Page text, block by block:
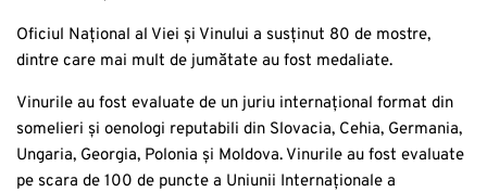
Oficiul Național al Viei și Vinului a susținut 80 de mostre,
dintre care mai mult de jumătate au fost medaliate.
Vinurile au fost evaluate de un juriu internațional format din
somelieri și oenologi reputabili din Slovacia, Cehia, Germania,
Ungaria, Georgia, Polonia și Moldova. Vinurile au fost evaluate
pe scara de 100 de puncte a Uniunii Internaționale a